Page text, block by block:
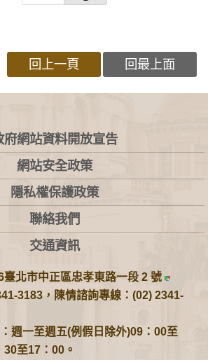
回上一頁 回最上面
府網站資料開放宣告
網站安全政策
隱私權保護政策
聯絡我們
交通資訊
臺北市中正區忠孝東路一段 2 號
3183，陳情諮詢專線：(02) 2341-
週一至週五(例假日除外)09：00至
至17：00。